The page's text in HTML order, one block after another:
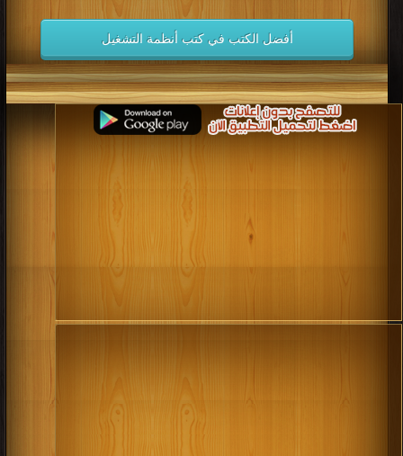
كتاب درة التميز في VirtualBox PDF
كتاب بحث في نظام تشغيل PDF
قراءة و تحميل كتاب كتاب بحث في نظام تشغيل PDF مجانا | مكتبة >
موقع| التحميل : مرة/مرات